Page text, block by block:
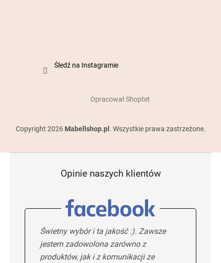
Śledź na Instagramie
Opracował Shoptet
Copyright 2026 Mabellshop.pl . Wszystkie prawa zastrzeżone.
Opinie naszych klientów
Świetny wybór i ta jakość :). Zawsze
jestem zadowolona zarówno z
produktów, jak i z komunikacji ze